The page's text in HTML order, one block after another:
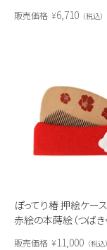
販売価格 ¥6,710 税込
ぽってり椿 押絵ケー
赤絵の本蒔絵（つばき
販売価格 ¥11,000 税込